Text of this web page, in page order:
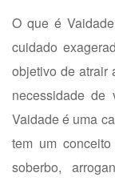
O que é
cuidado
objetivo de atrair
necessidade de
Vaidade é uma
tem um
soberbo,